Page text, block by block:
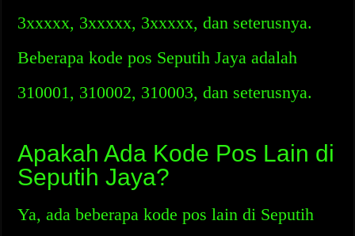
3xxxxx, 3xxxxx, 3xxxxx, dan seterusnya.
Beberapa kode pos Seputih Jaya adalah
310001, 310002, 310003, dan seterusnya.
Apakah Ada Kode Pos Lain di
Seputih Jaya?
Ya, ada beberapa kode pos lain di Seputih